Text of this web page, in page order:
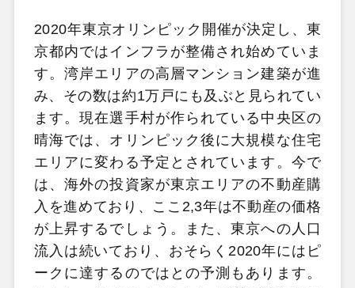
2020年東京オリンピック開催が決定し、東
京都内ではインフラが整備され始めていま
す。湾岸エリアの高層マンション建築が進
み、その数は約1万戸にも及ぶと見られてい
ます。現在選手村が作られている中央区の
晴海では、オリンピック後に大規模な住宅
エリアに変わる予定とされています。今で
は、海外の投資家が東京エリアの不動産購
入を進めており、ここ2,3年は不動産の価格
が上昇するでしょう。また、東京への人口
流入は続いており、おそらく2020年にはピ
ークに達するのではとの予測もあります。